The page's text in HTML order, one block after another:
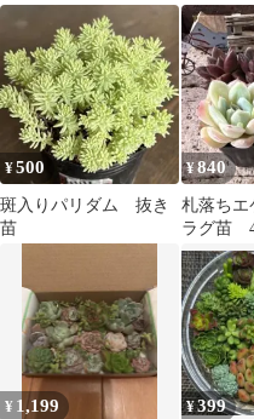
¥500
斑入りパリダム 抜き
苗
¥840
札落ち
ラグ苗
国苗
¥ 1,199 ¥399